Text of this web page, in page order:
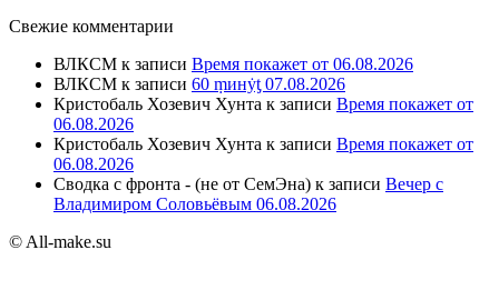
Свежие комментарии
ВЛКСМ к записи Время покажет от 06.08.2026
ВЛКСМ к записи 60 ṃинẏƫ 07.08.2026
Кристобаль Хозевич Хунта к записи Время покажет от
06.08.2026
Кристобаль Хозевич Хунта к записи Время покажет от
06.08.2026
Сводка с фронта - (не от СемЭна) к записи Вечер с
Владимиром Соловьёвым 06.08.2026
© All-make.su